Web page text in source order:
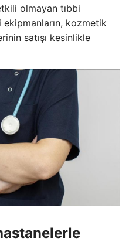
olmayan tıbbi
ekipmanların, kozmetik
satışı kesinlikle